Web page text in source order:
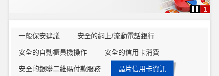
1
一般保安建議 安全的網上/流動電話銀行
安全的自動櫃員機操作 安全的信用卡消費
安全的銀聯二維碼付款服務 晶片信用卡資訊